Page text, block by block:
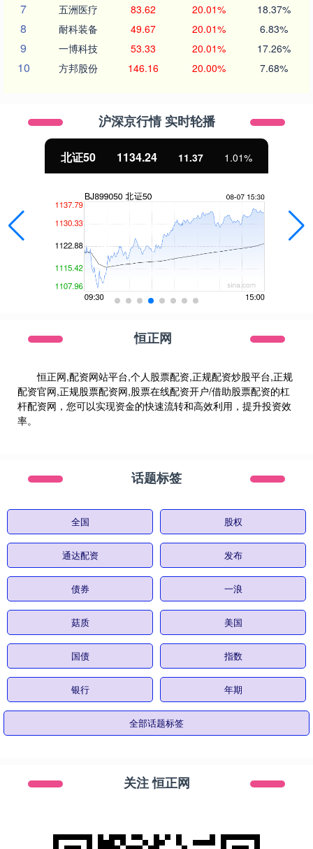
7 五洲医疗 83.62 20.01% 18.37%
8 耐科装备 49.67 20.01% 6.83%
9 一博科技 53.33 20.01% 17.26%
10 方邦股份 146.16 20.00% 7.68%
沪深京行情 实时轮播
北证50 1134.24 11.37 1.01%
恒正网
恒正网,配资网站平台,个人股票配资,正规配资炒股平台,正规
配资官网,正规股票配资网,股票在线配资开户/借助股票配资的杠
杆配资网，您可以实现资金的快速流转和高效利用，提升投资效
率。
话题标签
全国 股权
通达配资 发布
债券 一浪
菇质 美国
国债 指数
银行 年期
全部话题标签
关注 恒正网